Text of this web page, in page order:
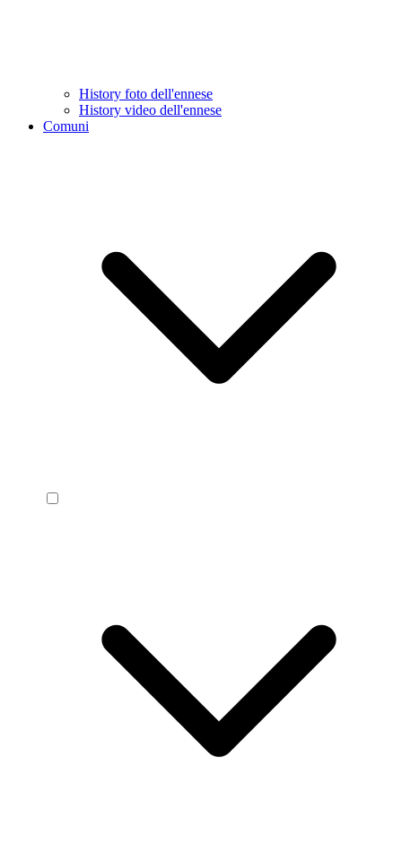
History foto dell'ennese
History video dell'ennese
Comuni